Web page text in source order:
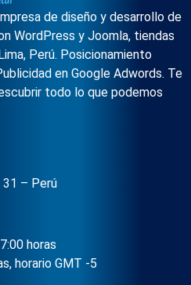
de diseño y desarrollo de
WordPress y Joomla, tiendas
Perú. Posicionamiento
en Google Adwords. Te
todo lo que podemos
31 – Perú
horas
horario GMT -5